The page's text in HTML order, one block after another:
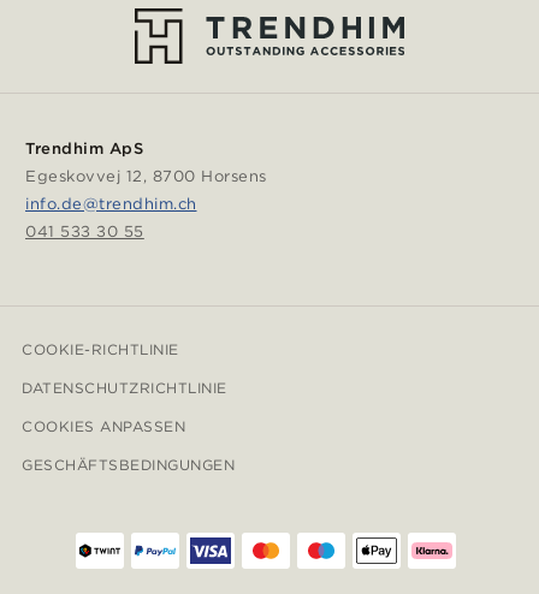
Trendhim ApS
Egeskovvej 12, 8700 Horsens
info.de@trendhim.ch
041 533 30 55
COOKIE-RICHTLINIE
DATENSCHUTZRICHTLINIE
COOKIES ANPASSEN
GESCHÄFTSBEDINGUNGEN